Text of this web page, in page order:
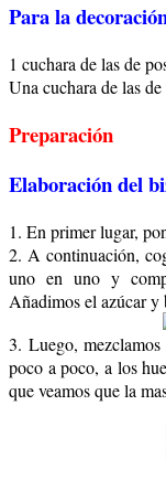
Para la
1 cuchara de las de
Una cuchara de las
Preparación
Elaboración del
1. En primer lugar,
2. A continuación,
uno en uno y
Añadimos el azúcar
3. Luego,
poco a poco, a los
que veamos que la